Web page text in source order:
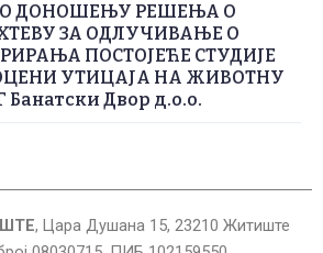
ДОНОШЕЊУ РЕШЕЊА О
ЗА ОДЛУЧИВАЊЕ О
ПОСТОЈЕЋЕ СТУДИЈЕ
УТИЦАЈА НА ЖИВОТНУ
Двор д.о.о.
, Цара Душана 15, 23210 Житиште